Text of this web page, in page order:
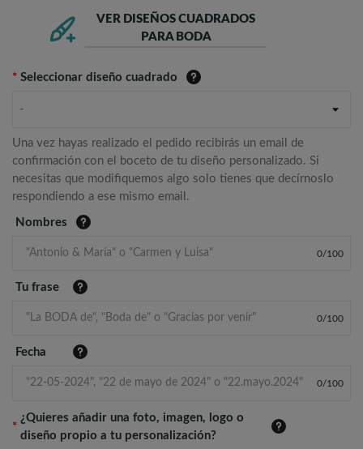
VER DISEÑOS CUADRADOS
PARA BODA
* Seleccionar diseño cuadrado
-
Una vez hayas realizado el pedido recibirás un email de
confirmación con el boceto de tu diseño personalizado. Si
necesitas que modifiquemos algo solo tienes que decírnoslo
respondiendo a ese mismo email.
Nombres
0/100
Tu frase
0/100
Fecha
0/100
*
¿Quieres añadir una foto, imagen, logo o
diseño propio a tu personalización?